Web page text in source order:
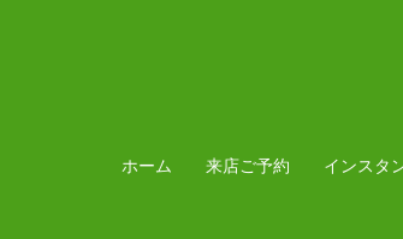
ホーム 来店ご予約 インスタ